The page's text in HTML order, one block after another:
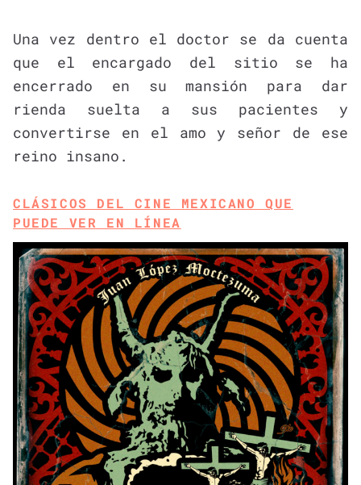
Una vez dentro el doctor se da cuenta
que el encargado del sitio se ha
encerrado en su mansión para dar
rienda suelta a sus pacientes y
convertirse en el amo y señor de ese
reino insano.
CLÁSICOS DEL CINE MEXICANO QUE
PUEDE VER EN LÍNEA